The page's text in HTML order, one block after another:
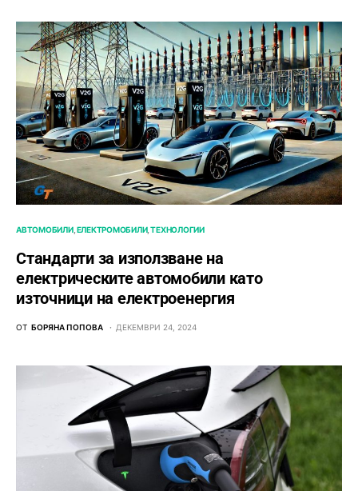
АВТОМОБИЛИ ЕЛЕКТРОМОБИЛИ ТЕХНОЛОГИИ
Стандарти за използване на
електрическите автомобили като
източници на електроенергия
ОТ БОРЯНА ПОПОВА ДЕКЕМВРИ 24, 2024